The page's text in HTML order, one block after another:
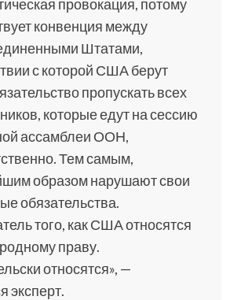
провокация, потому
конвенция между
Штатами,
с которой США берут
пропускать всех
которые едут на сессию
ассамблеи ООН,
Тем самым,
образом нарушают свои
обязательства.
того, как США относятся
праву.
относятся», —
эксперт.